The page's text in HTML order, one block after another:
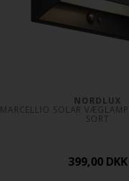
NORDLUX
MARCELLIO SOLAR
SORT
399,00 DKK